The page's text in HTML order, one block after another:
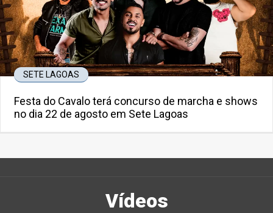
SETE LAGOAS
Festa do Cavalo terá concurso de marcha e shows
no dia 22 de agosto em Sete Lagoas
Vídeos